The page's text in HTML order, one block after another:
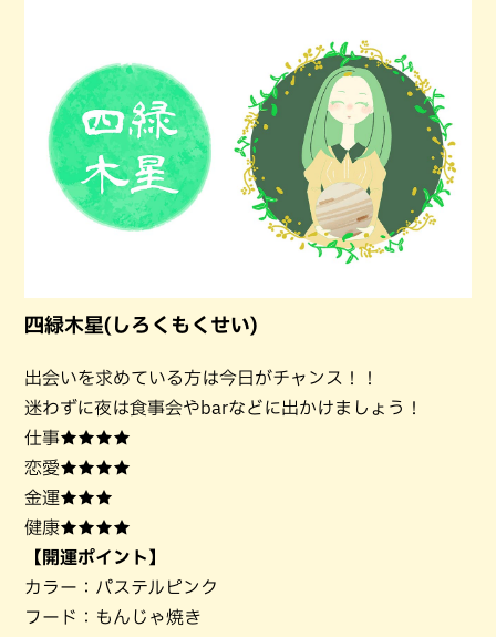
四緑木星(しろくもくせい)
出会いを求めている方は今日がチャンス！！
迷わずに夜は食事会やbarなどに出かけましょう！
仕事★★★★
恋愛★★★★
金運★★★
健康★★★★
【開運ポイント】
カラー：パステルピンク
フード：もんじゃ焼き